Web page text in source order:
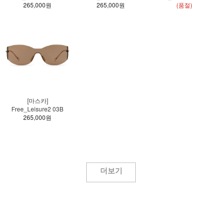
265,000원
265,000원
(품절)
[마스카]
Free_Leisure2 03B
265,000원
더보기